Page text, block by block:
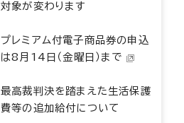
対象が変わります
プレミアム付電子商品券の申込
は8月14日（金曜日）まで
最高裁判決を踏まえた生活保護
費等の追加給付について